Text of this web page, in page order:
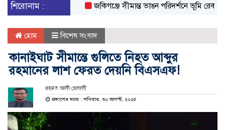
শিরোনাম :
জকিগঞ্জে সীমান্ত ভাঙন পরিদর্শনে ভূমি রেকর্ড ও
হোম বিশেষ সংবাদ
কানাইঘাট সীমান্তে গুলিতে নিহত আব্দুর
রহমানের লাশ ফেরত দেয়নি বিএসএফ!
রহমত আলী হেলালী
প্রকাশের সময় : শনিবার, ৩০ আগস্ট, ২০২৫